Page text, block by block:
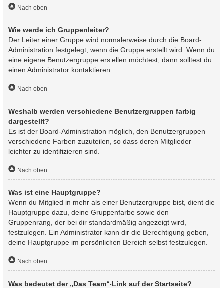
Nach oben
Wie werde ich Gruppenleiter?
Der Leiter einer Gruppe wird normalerweise durch die Board-
Administration festgelegt, wenn die Gruppe erstellt wird. Wenn du
eine eigene Benutzergruppe erstellen möchtest, dann solltest du
einen Administrator kontaktieren.
Nach oben
Weshalb werden verschiedene Benutzergruppen farbig
dargestellt?
Es ist der Board-Administration möglich, den Benutzergruppen
verschiedene Farben zuzuteilen, so dass deren Mitglieder
leichter zu identifizieren sind.
Nach oben
Was ist eine Hauptgruppe?
Wenn du Mitglied in mehr als einer Benutzergruppe bist, dient die
Hauptgruppe dazu, deine Gruppenfarbe sowie den
Gruppenrang, der bei dir standardmäßig angezeigt wird,
festzulegen. Ein Administrator kann dir die Berechtigung geben,
deine Hauptgruppe im persönlichen Bereich selbst festzulegen.
Nach oben
Was bedeutet der „Das Team“-Link auf der Startseite?